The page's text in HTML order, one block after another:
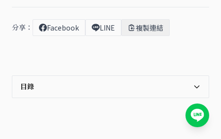
分享： Facebook LINE 複製連結
目錄